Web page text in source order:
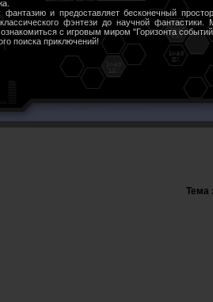
и предоставляет бесконечный
фэнтези до научной фантастики.
с игровым миром "Горизонта
поиска приключений!
Тема